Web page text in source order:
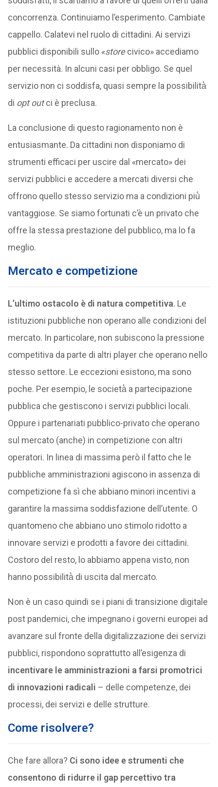
concorrenza. Continuiamo l’esperimento. Cambiate
cappello. Calatevi nel ruolo di cittadini. Ai servizi
pubblici disponibili sullo «storecivico» accediamo
per necessità. In alcuni casi per obbligo. Se quel
servizio non ci soddisfa, quasi sempre la possibilità̀
di opt outci è preclusa.
La conclusione di questo ragionamento non è
entusiasmante. Da cittadini non disponiamo di
strumenti efficaci per uscire dal «mercato» dei
servizi pubblici e accedere a mercati diversi che
offrono quello stesso servizio ma a condizioni più̀
vantaggiose. Se siamo fortunati c’è un privato che
offre la stessa prestazione del pubblico, ma lo fa
meglio.
Mercato e competizione
L’ultimo ostacolo è di natura competitiva. Le
istituzioni pubbliche non operano alle condizioni del
mercato. In particolare, non subiscono la pressione
competitiva da parte di altri player che operano nello
stesso settore. Le eccezioni esistono, ma sono
poche. Per esempio, le società̀ a partecipazione
pubblica che gestiscono i servizi pubblici locali.
Oppure i partenariati pubblico-privato che operano
sul mercato (anche) in competizione con altri
operatori. In linea di massima però il fatto che le
pubbliche amministrazioni agiscono in assenza di
competizione fa sì che abbiano minori incentivi a
garantire la massima soddisfazione dell’utente. O
quantomeno che abbiano uno stimolo ridotto a
innovare servizi e prodotti a favore dei cittadini.
Costoro del resto, lo abbiamo appena visto, non
hanno possibilità̀ di uscita dal mercato.
Non è un caso quindi se i piani di transizione digitale
post pandemici, che impegnano i governi europei ad
avanzare sul fronte della digitalizzazione dei servizi
pubblici, rispondono soprattutto all’esigenza di
incentivare le amministrazioni a farsi promotrici
di innovazioni radicali – delle competenze, dei
processi, dei servizi e delle strutture.
Come risolvere?
Che fare allora? Ci sono idee e strumenti che
consentono di ridurre il gap percettivo tra